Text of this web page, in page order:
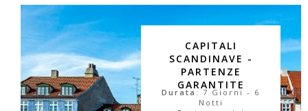
CAPITALI
SCANDINAVE -
PARTENZE
GARANTITE
Durata: 7 Giorni - 6
Notti